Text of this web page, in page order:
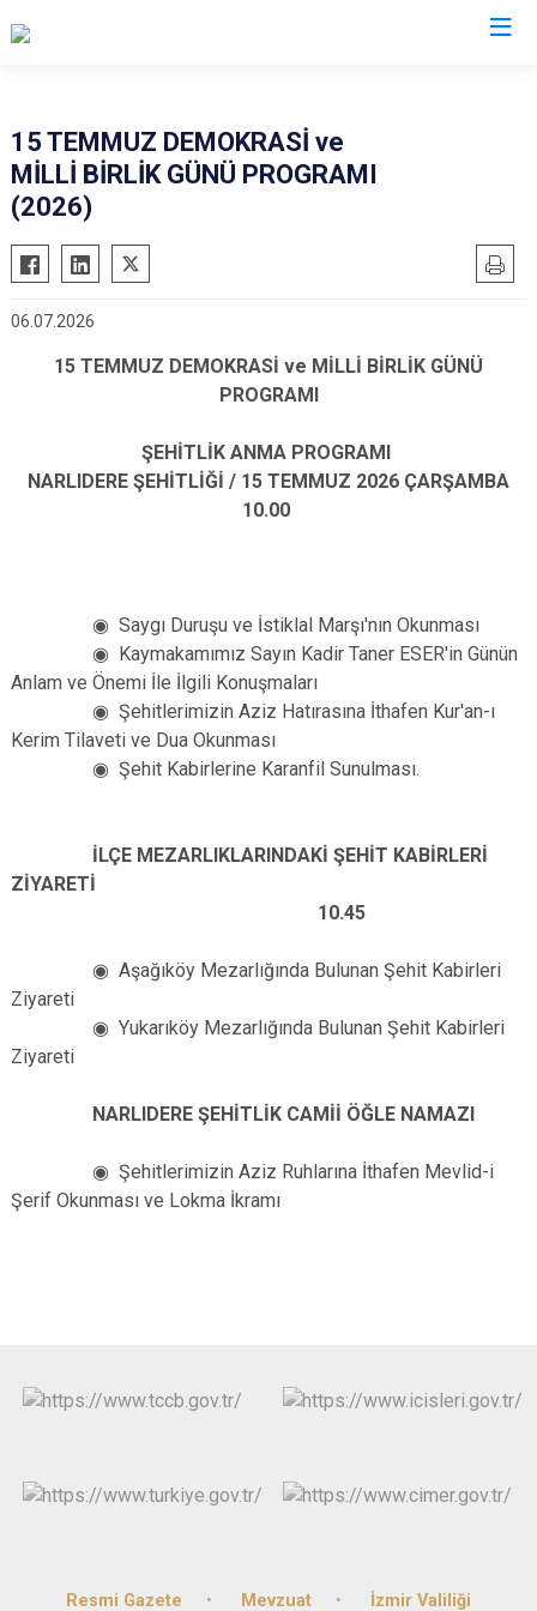
Aliağa
Balçova
Bayındır
Bornova
Çiğli
Foça
Kemalpaşa
Kiraz
Konak
Menderes
Menemen
Tire
Urla
Bayraklı
15 TEMMUZ DEMOKRASİ ve
MİLLİ BİRLİK GÜNÜ PROGRAMI
(2026)
06.07.2026
15 TEMMUZ DEMOKRASİ ve MİLLİ BİRLİK GÜNÜ
PROGRAMI
ŞEHİTLİK ANMA PROGRAMI
NARLIDERE ŞEHİTLİĞİ / 15 TEMMUZ 2026 ÇARŞAMBA
10.00
◉ Saygı Duruşu ve İstiklal Marşı'nın Okunması
◉ Kaymakamımız Sayın Kadir Taner ESER'in Günün
Anlam ve Önemi İle İlgili Konuşmaları
◉ Şehitlerimizin Aziz Hatırasına İthafen Kur'an-ı
Kerim Tilaveti ve Dua Okunması
◉ Şehit Kabirlerine Karanfil Sunulması.
İLÇE MEZARLIKLARINDAKİ ŞEHİT KABİRLERİ
ZİYARETİ
10.45
◉ Aşağıköy Mezarlığında Bulunan Şehit Kabirleri
Ziyareti
◉ Yukarıköy Mezarlığında Bulunan Şehit Kabirleri
Ziyareti
NARLIDERE ŞEHİTLİK CAMİİ ÖĞLE NAMAZI
◉ Şehitlerimizin Aziz Ruhlarına İthafen Mevlid-i
Şerif Okunması ve Lokma İkramı
Resmi Gazete Mevzuat İzmir Valiliği